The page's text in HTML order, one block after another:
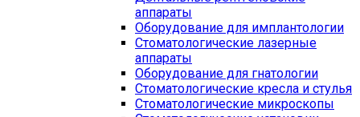
аппараты
Оборудование для имплантологии
Стоматологические лазерные
аппараты
Оборудование для гнатологии
Стоматологические кресла и стулья
Стоматологические микроскопы